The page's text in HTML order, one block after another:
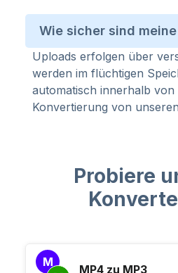
Wie sicher sind
Uploads erfolgen über
werden im flüchtigen
automatisch innerhalb
Konvertierung von
Probiere
M
MP4 zu MP3